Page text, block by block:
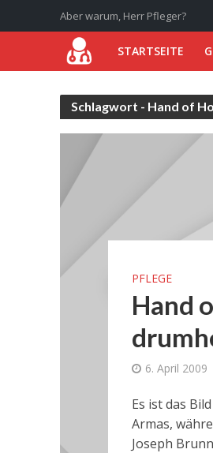
Aber warum, Herr Pfleger?
STARTSEITE
Schlagwort - Hand of
PFLEGE
Hand
6. April 2009
Es ist das
Armas,
Joseph